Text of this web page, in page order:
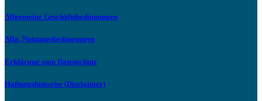
Allgemeine Geschäftsbedingungen
Allg. Nutzungsbedingungen
Erklärung zum Datenschutz
Haftungshinweise (Disclaimer)